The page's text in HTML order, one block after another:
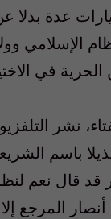
عدة بدلا
الإسلامي
في
نشر
باسم
قال نعم
المرجع إلا